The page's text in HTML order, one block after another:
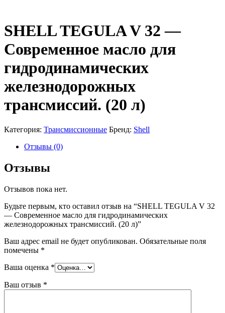
SHELL TEGULA V 32 —
Современное масло для
гидродинамических
железнодорожных
трансмиссий. (20 л)
Категория: Трансмиссионные Бренд: Shell
Отзывы (0)
Отзывы
Отзывов пока нет.
Будьте первым, кто оставил отзыв на “SHELL TEGULA V 32
— Современное масло для гидродинамических
железнодорожных трансмиссий. (20 л)”
Ваш адрес email не будет опубликован. Обязательные поля
помечены *
Ваша оценка *
Ваш отзыв *